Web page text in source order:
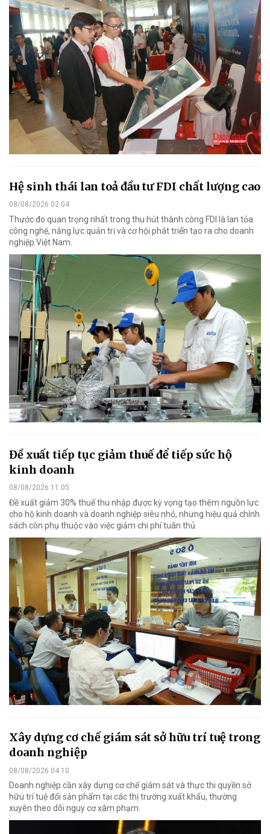
Hệ sinh thái lan toả đầu tư FDI chất lượng cao
08/08/2026 02:04
Thước đo quan trọng nhất trong thu hút thành công FDI là lan tỏa
công nghệ, năng lực quản trị và cơ hội phát triển tạo ra cho doanh
nghiệp Việt Nam.
Đề xuất tiếp tục giảm thuế để tiếp sức hộ
kinh doanh
08/08/2026 11:05
Đề xuất giảm 30% thuế thu nhập được kỳ vọng tạo thêm nguồn lực
cho hộ kinh doanh và doanh nghiệp siêu nhỏ, nhưng hiệu quả chính
sách còn phụ thuộc vào việc giảm chi phí tuân thủ.
Xây dựng cơ chế giám sát sở hữu trí tuệ trong
doanh nghiệp
08/08/2026 04:10
Doanh nghiệp cần xây dựng cơ chế giám sát và thực thi quyền sở
hữu trí tuệ đối sản phẩm tại các thị trường xuất khẩu, thường
xuyên theo dõi nguy cơ xâm phạm.